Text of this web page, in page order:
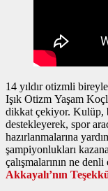
14 yıldır otizmli
Işık Otizm Yaşam
dikkat çekiyor. Kulüp,
destekleyerek, spor
hazırlanmalarına
şampiyonlukları
çalışmalarının ne
Akkayalı’nın